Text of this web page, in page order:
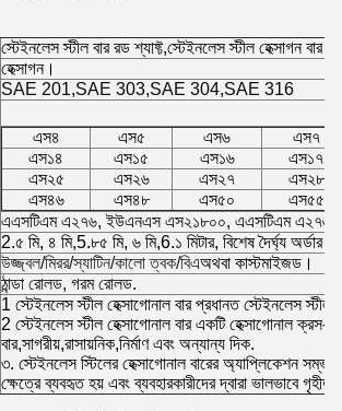
স্টেইনলেস স্টীল বার রড শ্যাফ্ট,স্টেইনলেস স্টীল হেক্সাগন বার রড
হেক্সাগন।
SAE 201,SAE 303,SAE 304,SAE 316
এস৪ এস৫ এস৬
এস৭
এস১৪
এস১৫ এস১৬
এস১৭
এস২৫
এস২৬ এস২৭
এস২৮
এস৪৬
এস৪৮ এস৫০
এস৫৫
এএসটিএম এ২৭৬, ইউএনএস এস২১৮০০, এএসটিএম
2.৫ মি, ৪ মি,5.৮৫ মি, ৬ মি,6.১ মিটার, বিশেষ দৈর্ঘ্য অর্ডার
উজ্জ্বল/মিরর/স্যাটিন/কালো ত্বক/বিএঅথবা কাস্টমাইজড।
ঠান্ডা রোলড, গরম রোলড.
1 স্টেইনলেস স্টীল হেক্সাগোনাল বার প্রধানত স্টেইনলেস
2 স্টেইনলেস স্টীল হেক্সাগোনাল বার একটি হেক্সাগোনাল ক্রস-
বার,সাগরীয়,রাসায়নিক,নির্মাণ এবং অন্যান্য দিক.
৩. স্টেইনলেস স্টিলের হেক্সাগোনাল বারের অ্যাপ্লিকেশন
ক্ষেত্রে ব্যবহৃত হয় এবং ব্যবহারকারীদের দ্বারা ভালভাবে